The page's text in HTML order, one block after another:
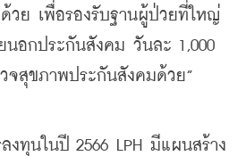
ด้วย เพื่อรองรับฐานผู้ป่วยที่ใหญ่
อกประกันสังคม วันละ 1,000
จสุขภาพประกันสังคมด้วย”
นในปี 2566 LPH มีแผนสร้าง